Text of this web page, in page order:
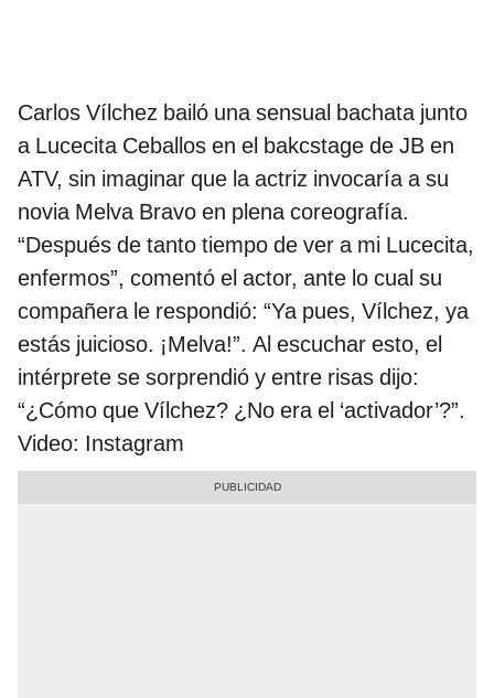
Carlos Vílchez bailó una sensual bachata junto
a Lucecita Ceballos en el bakcstage de JB en
ATV, sin imaginar que la actriz invocaría a su
novia Melva Bravo en plena coreografía.
“Después de tanto tiempo de ver a mi Lucecita,
enfermos”, comentó el actor, ante lo cual su
compañera le respondió: “Ya pues, Vílchez, ya
estás juicioso. ¡Melva!”. Al escuchar esto, el
intérprete se sorprendió y entre risas dijo:
“¿Cómo que Vílchez? ¿No era el ‘activador’?”.
Video: Instagram